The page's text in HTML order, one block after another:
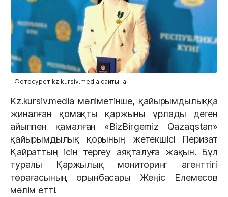
Фотосурет kz.kursiv.media сайтынан
Kz.kursiv.media мәліметінше, қайырымдылыққа
жиналған қомақты қаржыны ұрлады деген
айыппен қамалған «BizBirgemiz Qazaqstan»
қайырымдылық қорының жетекшісі Перизат
Қайраттың ісін тергеу аяқталуға жақын. Бұл
туралы Қаржылық мониторинг агенттігі
төрағасының орынбасары Жеңіс Елемесов
мәлім етті.